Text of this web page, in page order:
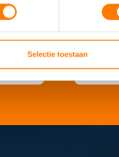
Selectie toestaan
Downloads
Manuals